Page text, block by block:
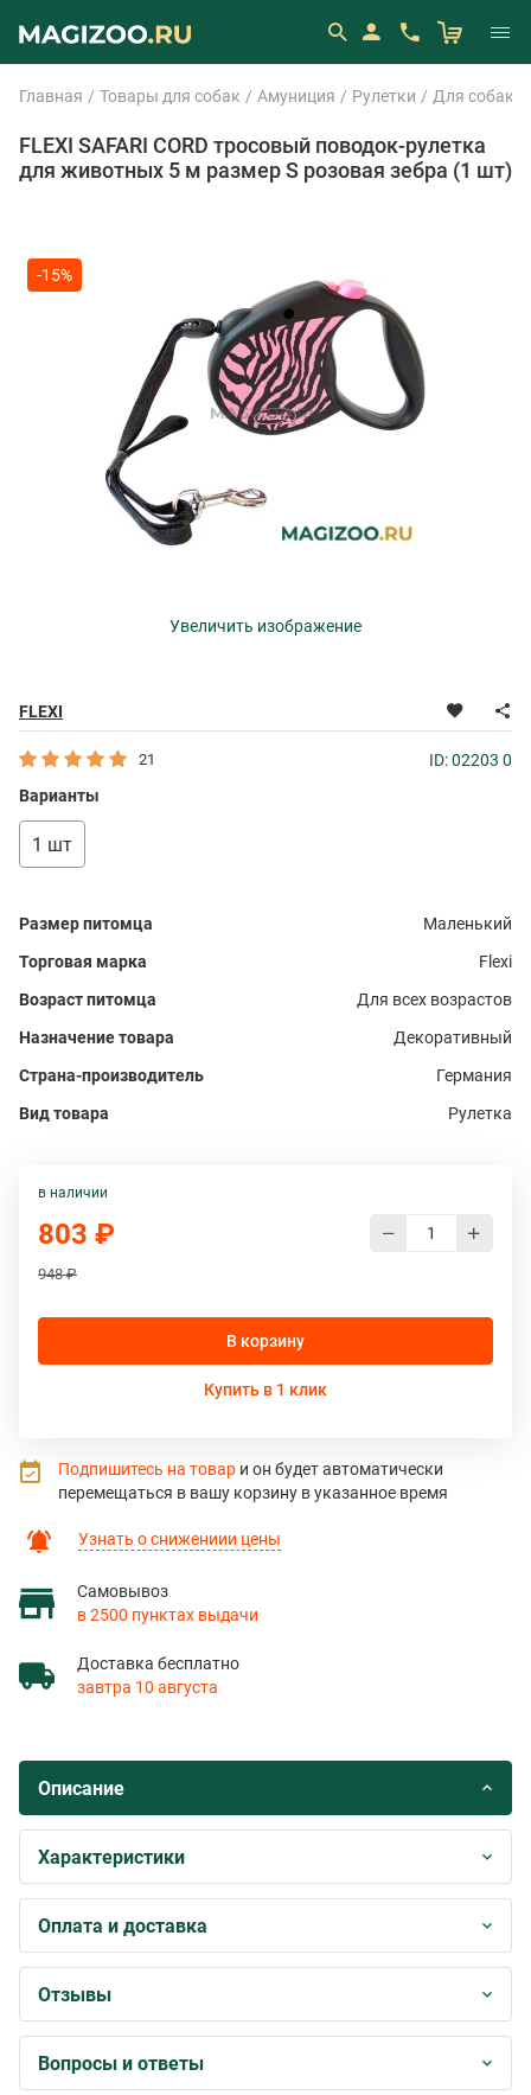
Главная Товары для собак Амуниция Рулетки Для собак
FLEXI SAFARI CORD тросовый поводок-рулетка
для животных 5 м размер S розовая зебра (1 шт)
FLEXI
-15%
Увеличить изображение
21
ID: 02203 0
Варианты
1 шт
Размер питомца
Маленький
Торговая марка
Flexi
Возраст питомца
Для всех возрастов
Назначение товара
Декоративный
Страна-производитель
Германия
Вид товара
Рулетка
в наличии
803 ₽
948 ₽
В корзину
Купить в 1 клик
Узнать о снижениии цены
Самовывоз
в 2500 пунктах выдачи
Доставка бесплатно
завтра 10 августа
Подпишитесь на товар и он будет автоматически
перемещаться в вашу корзину в указанное время
Описание
Характеристики
Оплата и доставка
Отзывы
Вопросы и ответы